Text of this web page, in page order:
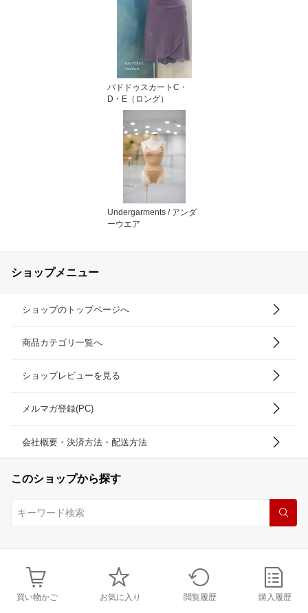
パドドゥスカートC・
D・E（ロング）
Undergarments / アンダ
ーウエア
ショップメニュー
ショップのトップページへ
商品カテゴリ一覧へ
ショップレビューを見る
メルマガ登録(PC)
会社概要・決済方法・配送方法
このショップから探す
買い物かご お気に入り 閲覧履歴 購入履歴